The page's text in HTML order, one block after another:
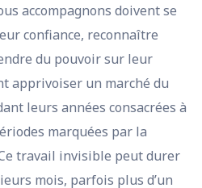
accompagnons doivent se
confiance, reconnaître
du pouvoir sur leur
apprivoiser un marché du
leurs années consacrées à
marquées par la
travail invisible peut durer
mois, parfois plus d’un